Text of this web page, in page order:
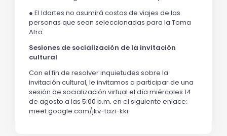
● El Idartes no asumirá costos de viajes de las
personas que sean seleccionadas para la Toma
Afro.
Sesiones de socialización de la invitación
cultural
Con el fin de resolver inquietudes sobre la
invitación cultural, le invitamos a participar de una
sesión de socialización virtual el día miércoles 14
de agosto a las 5:00 p.m. en el siguiente enlace:
meet.google.com/jkv-tazi-kki